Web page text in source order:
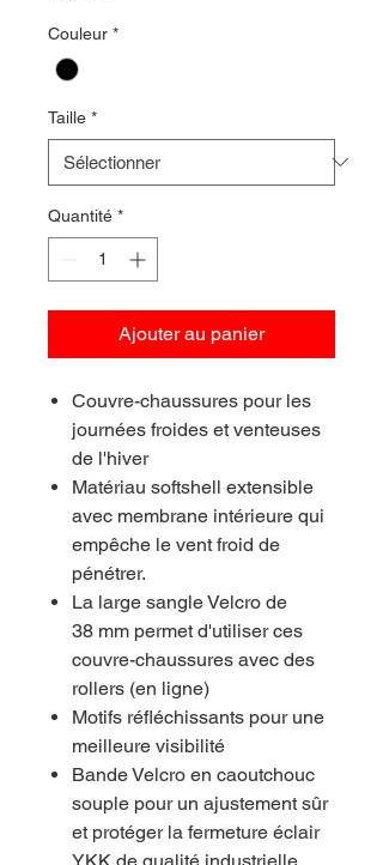
Couleur *
Taille *
Quantité *
Ajouter au panier
Couvre-chaussures pour les
journées froides et venteuses
de l'hiver
Matériau softshell extensible
avec membrane intérieure qui
empêche le vent froid de
pénétrer.
La large sangle Velcro de
38 mm permet d'utiliser ces
couvre-chaussures avec des
rollers (en ligne)
Motifs réfléchissants pour une
meilleure visibilité
Bande Velcro en caoutchouc
souple pour un ajustement sûr
et protéger la fermeture éclair